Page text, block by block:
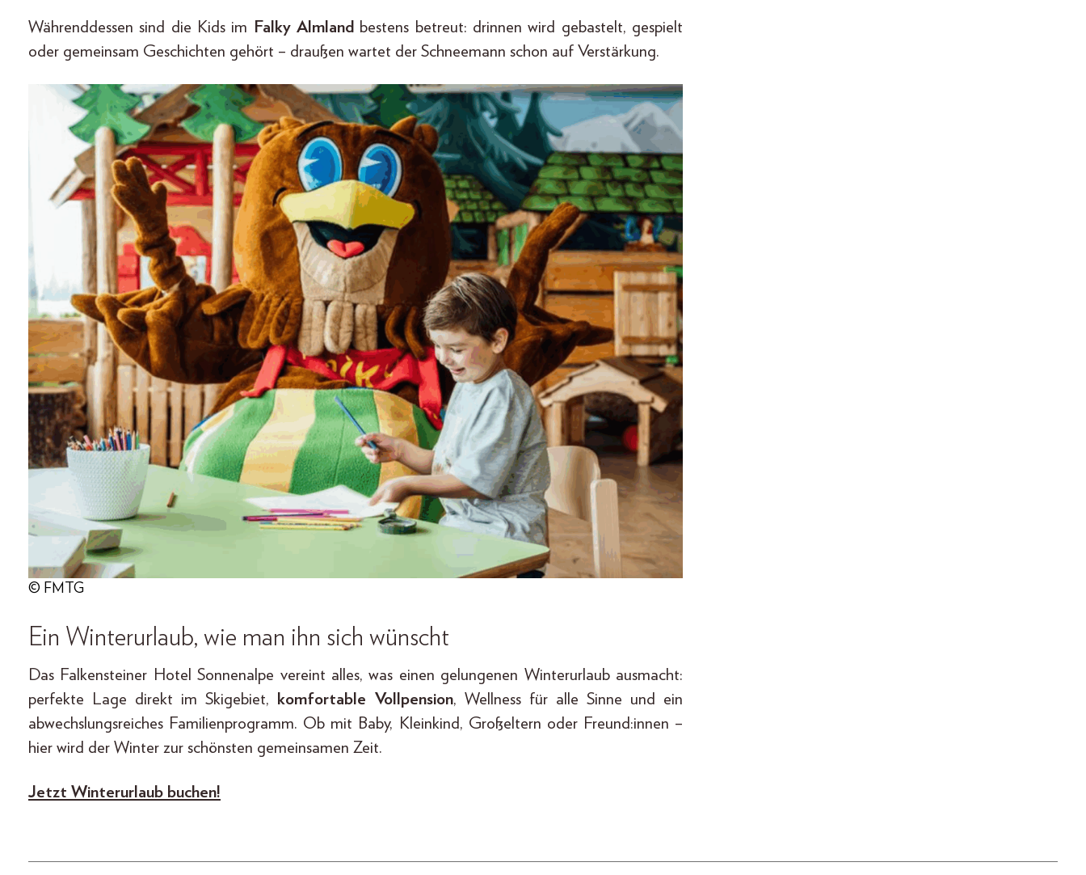
Währenddessen sind die Kids im Falky Almland bestens betreut: drinnen wird gebastelt, gespielt
oder gemeinsam Geschichten gehört – draußen wartet der Schneemann schon auf Verstärkung.
© FMTG
Ein Winterurlaub, wie man ihn sich wünscht
Das Falkensteiner Hotel Sonnenalpe vereint alles, was einen gelungenen Winterurlaub ausmacht:
perfekte Lage direkt im Skigebiet,
komfortable Vollpension, Wellness für alle Sinne und ein
abwechslungsreiches Familienprogramm. Ob mit Baby, Kleinkind, Großeltern oder Freund:innen –
hier wird der Winter zur schönsten gemeinsamen Zeit.
Jetzt Winterurlaub buchen!